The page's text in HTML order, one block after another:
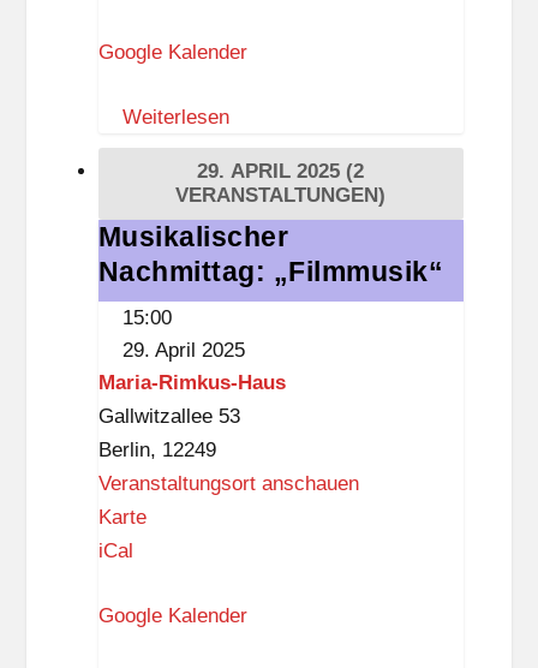
o
h
(
D
s
S
c
h
l
o
ß
.
a
n
h
f
r
u
m
m
e
L
a
n
Google Kalender
Weiterlesen
29. APRIL 2025 (2
VERANSTALTUNGEN)
Musikalischer
Nachmittag:
„Filmmusik“
Musikalischer
Nachmittag: „Filmmusik“
15:00
29. April 2025
Maria-Rimkus-Haus
Gallwitzallee 53
Berlin, 12249
Veranstaltungsort anschauen
KarteM
i
iCal
Google Kalender